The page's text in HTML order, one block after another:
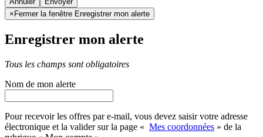
× Fermer la fenêtre Enregistrer mon alerte
Enregistrer mon alerte
Tous les champs sont obligatoires
Nom de mon alerte
Pour recevoir les offres par e-mail, vous devez saisir votre adresse
électronique et la valider sur la page « Mes coordonnées » de la